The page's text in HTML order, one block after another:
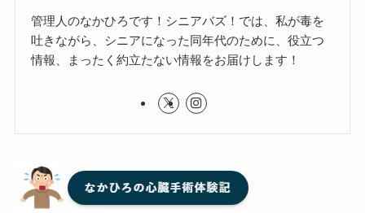
管理人のなかひろです！シニアバズ！では、私が毒を
吐きながら、シニアになった同年代のために、役立つ
情報、まったく約立たない情報をお届けします！